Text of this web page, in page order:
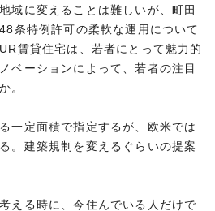
域に変えることは難しいが、町田
条特例許可の柔軟な運用について
賃貸住宅は、若者にとって魅力的
ベーションによって、若者の注目
。
一定面積で指定するが、欧米では
。建築規制を変えるぐらいの提案
える時に、今住んでいる人だけで